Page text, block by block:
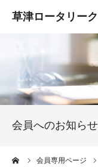
会員へのお知らせ
会員専用ページ
クラブ概要
入会案内